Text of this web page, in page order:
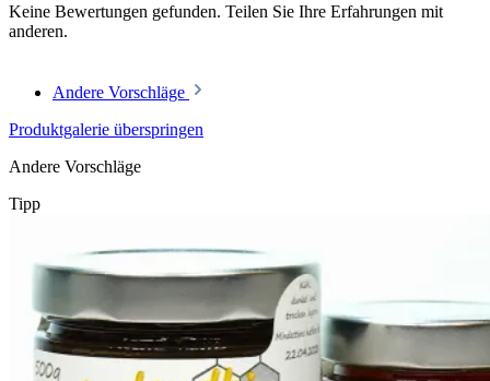
Keine Bewertungen gefunden. Teilen Sie Ihre Erfahrungen mit
anderen.
Andere Vorschläge
Produktgalerie überspringen
Andere Vorschläge
Tipp